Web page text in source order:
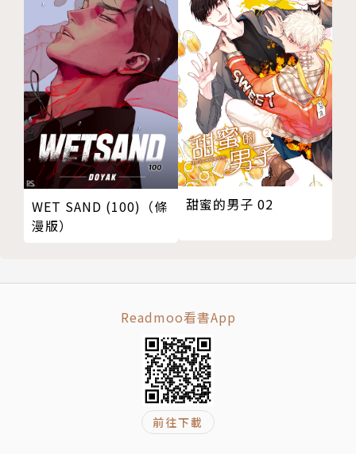
評價！接續前作的超人氣，2013年同樣和漫畫家灰野
都協力在《夢夢》月刊上推出「戀愛教戰手冊」企劃單
元，擁有廣大讀者熱烈支持；經讀者熱烈敲碗轉型為長
篇連載，共５集完結；其單獨執筆的後續篇章小說《戀
愛教戰手冊．明天的明天之後》亦是佳評如潮！
與灰野都合作的最新作品《３次元男子戀愛攻略》，以
時下最流行的「手遊」元素為主題，於《夢夢》月刊一
推出就造成轟動勇奪連載排行第一！目前正熱鬧連載中
★
2018年漫博搭配知名漫畫家MAE的封面插圖，出版
《誘捕！不聽話的寵物男孩》小說，簽名特裝版２天隨
《誘捕！不聽話的寵物男孩》。
▶已出版漫畫：《轉角撞到愛》全１冊、《戀愛教戰手
冊》全５冊、《３次元男子戀愛攻略》第１～６集。
▶「夢夢小杏桃」FB粉絲專頁：https://www.faceb
ook.com/MONMONPEACH
WET SAND (100)（條
漫版）
甜蜜的男子 02
Readmoo看書App
前往下載